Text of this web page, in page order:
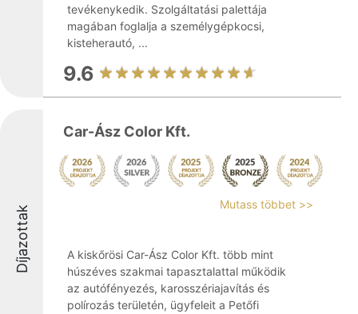
tevékenykedik. Szolgáltatási palettája
magában foglalja a személygépkocsi,
kisteherautó, ...
9.6
Díjazottak
Car-Ász Color Kft.
Mutass többet >>
A kiskőrösi Car-Ász Color Kft. több mint
húszéves szakmai tapasztalattal működik
az autófényezés, karosszériajavítás és
polírozás területén, ügyfeleit a Petőfi